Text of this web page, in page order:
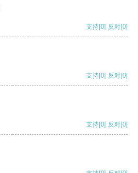
支持[0] 反对[0]
支持[0] 反对[0]
支持[0] 反对[0]